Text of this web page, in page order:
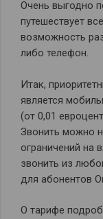
Очень выгодно
путешествует
возможность
либо телефон.
Итак,
является
(от 0,01
Звонить можно
ограничений на
звонить из
для абонентов
О тарифе